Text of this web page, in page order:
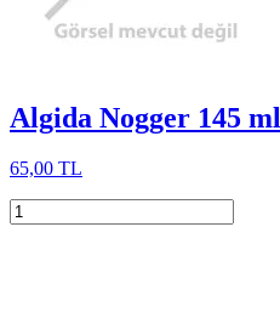
Algida Nogger 145 ml
65,00 TL